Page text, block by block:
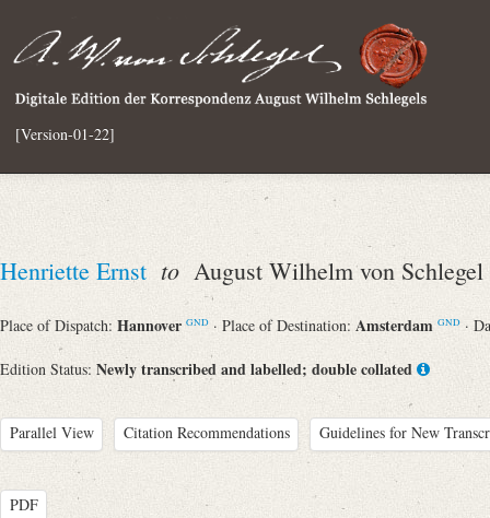
[Version-01-22]
Henriette Ernst to August Wilhelm von Schlegel
Place of Dispatch: Hannover GND · Place of Destination: Amsterdam GND ·
Edition Status: Newly transcribed and labelled; double collated
Parallel View Citation Recommendations Guidelines for New
PDF